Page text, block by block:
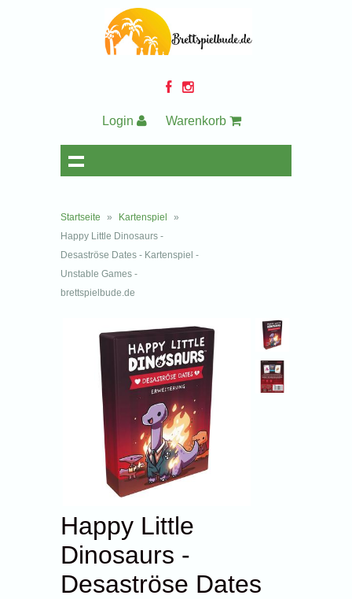
Login Warenkorb
Startseite » Kartenspiel
»
Happy Little Dinosaurs -
Desaströse Dates - Kartenspiel -
Unstable Games -
brettspielbude.de
Happy Little
Dinosaurs -
Desaströse Dates